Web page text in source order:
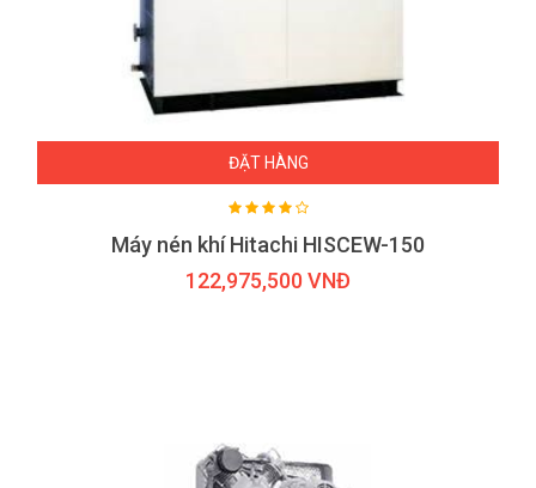
ĐẶT HÀNG
Máy nén khí Hitachi HISCEW-150
122,975,500 VNĐ